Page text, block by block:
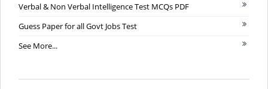
Verbal & Non Verbal Intelligence Test MCQs PDF
Guess Paper for all Govt Jobs Test
See More...